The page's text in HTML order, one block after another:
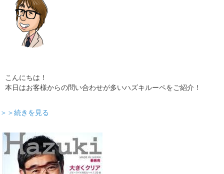
コラム
ブログ
こんにちは！
本日はお客様からの問い合わせが多いハズキルーペをご紹介！
＞＞続きを見る